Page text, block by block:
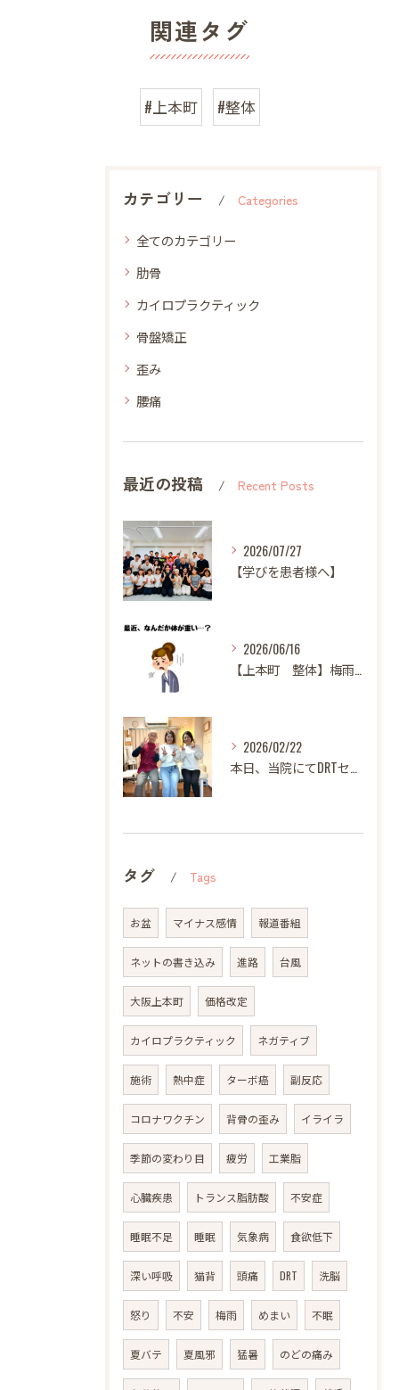
関連タグ
#上本町 #整体
カテゴリー Categories
全てのカテゴリー
肋骨
カイロプラクティック
骨盤矯正
歪み
腰痛
最近の投稿 Recent Posts
2026/07/27
【学びを患者様へ】
2026/06/16
【上本町 整体】梅雨になると体調が悪くなる方へ
2026/02/22
本日、当院にてDRTセミナーを開催いたしました。
タグ Tags
お盆 マイナス感情 報道番組
ネットの書き込み 進路 台風
大阪上本町 価格改定
カイロプラクティック ネガティブ
施術 熱中症 ターボ癌 副反応
コロナワクチン 背骨の歪み イライラ
季節の変わり目 疲労 工業脂
心臓疾患 トランス脂肪酸 不安症
睡眠不足 睡眠 気象病 食欲低下
深い呼吸 猫背 頭痛 DRT 洗脳
怒り 不安 梅雨 めまい 不眠
夏バテ 夏風邪 猛暑 のどの痛み